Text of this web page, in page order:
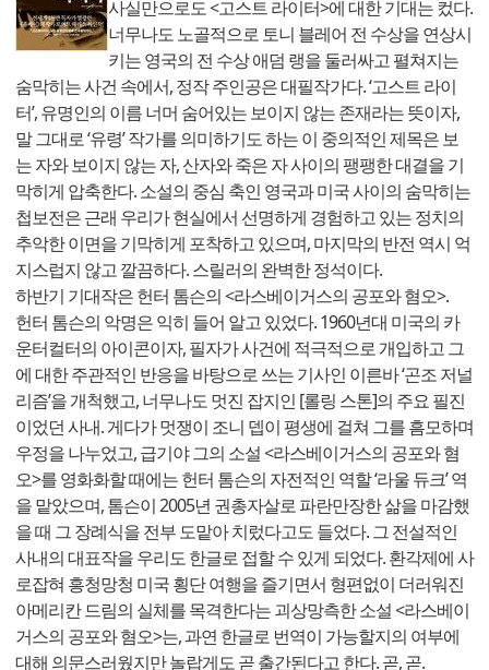
사실만으로도 <고스트 라이터>에 대한 기대는 컸다.
너무나도 노골적으로 토니 블레어 전 수상을 연상시
키는 영국의 전 수상 애덤 랭을 둘러싸고 펼쳐지는
숨막히는 사건 속에서, 정작 주인공은 대필작가다. ‘고스트 라이
터’, 유명인의 이름 너머 숨어있는 보이지 않는 존재라는 뜻이자,
말 그대로 ‘유령’ 작가를 의미하기도 하는 이 중의적인 제목은 보
는 자와 보이지 않는 자, 산자와 죽은 자 사이의 팽팽한 대결을 기
막히게 압축한다. 소설의 중심 축인 영국과 미국 사이의 숨막히는
첩보전은 근래 우리가 현실에서 선명하게 경험하고 있는 정치의
추악한 이면을 기막히게 포착하고 있으며, 마지막의 반전 역시 억
지스럽지 않고 깔끔하다. 스릴러의 완벽한 정석이다.
하반기 기대작은 헌터 톰슨의 <라스베이거스의 공포와 혐오>.
헌터 톰슨의 악명은 익히 들어 알고 있었다. 1960년대 미국의 카
운터컬터의 아이콘이자, 필자가 사건에 적극적으로 개입하고 그
에 대한 주관적인 반응을 바탕으로 쓰는 기사인 이른바 ‘곤조 저널
리즘’을 개척했고, 너무나도 멋진 잡지인 [롤링 스톤]의 주요 필진
이었던 사내. 게다가 멋쟁이 조니 뎁이 평생에 걸쳐 그를 흠모하며
우정을 나누었고, 급기야 그의 소설 <라스베이거스의 공포와 혐
오>를 영화화할 때에는 헌터 톰슨의 자전적인 역할 ‘라울 듀크’ 역
을 맡았으며, 톰슨이 2005년 권총자살로 파란만장한 삶을 마감했
을 때 그 장례식을 전부 도맡아 치렀다고도 들었다. 그 전설적인
사내의 대표작을 우리도 한글로 접할 수 있게 되었다. 환각제에 사
로잡혀 흥청망청 미국 횡단 여행을 즐기면서 형편없이 더러워진
아메리칸 드림의 실체를 목격한다는 괴상망측한 소설 <라스베이
거스의 공포와 혐오>는, 과연 한글로 번역이 가능할지의 여부에
대해 의문스러웠지만 놀랍게도 곧 출간된다고 한다. 곧, 곧.